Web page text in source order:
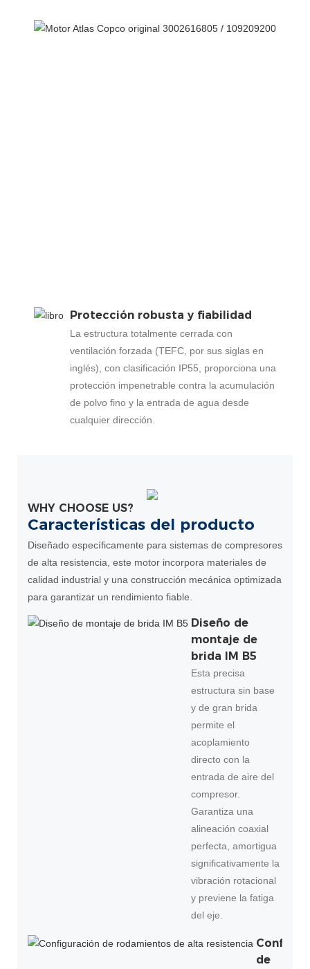
Protección robusta y fiabilidad
La estructura totalmente cerrada con
ventilación forzada (TEFC, por sus siglas en
inglés), con clasificación IP55, proporciona una
protección impenetrable contra la acumulación
de polvo fino y la entrada de agua desde
cualquier dirección.
WHY CHOOSE US?
Características del producto
Diseñado específicamente para sistemas de compresores
de alta resistencia, este motor incorpora materiales de
calidad industrial y una construcción mecánica optimizada
para garantizar un rendimiento fiable.
Diseño de
montaje de
brida IM B5
Esta precisa
estructura sin base
y de gran brida
permite el
acoplamiento
directo con la
entrada de aire del
compresor.
Garantiza una
alineación coaxial
perfecta, amortigua
significativamente la
vibración rotacional
y previene la fatiga
del eje.
de